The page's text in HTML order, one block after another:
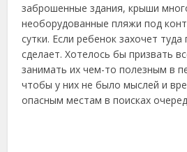
заброшенные здания, крыши
необорудованные пляжи под
сутки. Если ребенок захочет
сделает. Хотелось бы призвать
занимать их чем-то полезным в
чтобы у них не было мыслей и
опасным местам в поисках